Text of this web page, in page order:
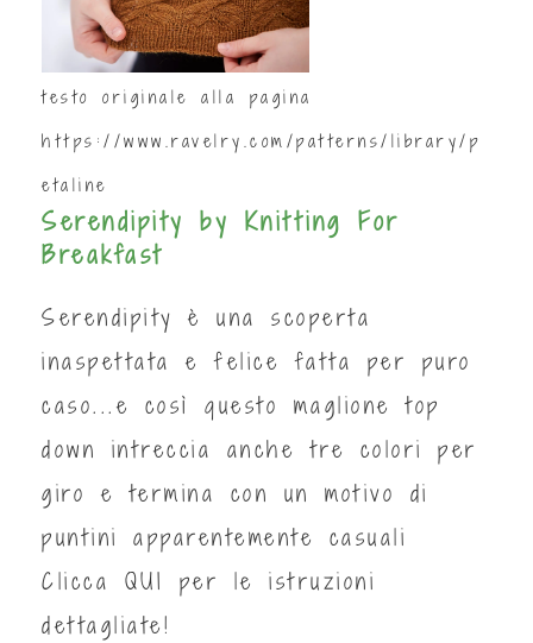
testo originale alla pagina
https://www.ravelry.com/patterns/library/p
etaline
Serendipity by Knitting For
Breakfast
Serendipity è una scoperta
inaspettata e felice fatta per puro
caso...e così questo maglione top
down intreccia anche tre colori per
giro e termina con un motivo di
puntini apparentemente casuali
Clicca QUI
per le istruzioni
dettagliate!